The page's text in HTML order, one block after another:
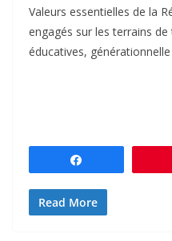
Valeurs essentielles de la
engagés sur les terrains
éducatives,
Read More